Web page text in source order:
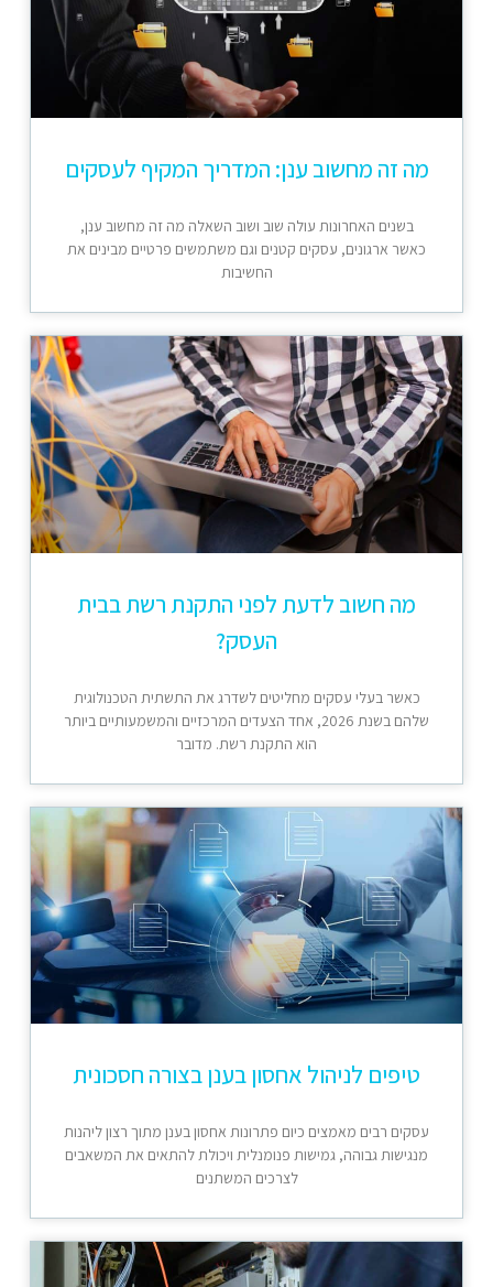
מה זה מחשוב ענן: המדריך המקיף לעסקים
בשנים האחרונות עולה שוב ושוב השאלה מה זה מחשוב ענן,
כאשר ארגונים, עסקים קטנים וגם משתמשים פרטיים מבינים את
החשיבות
מה חשוב לדעת לפני התקנת רשת בבית
העסק?
כאשר בעלי עסקים מחליטים לשדרג את התשתית הטכנולוגית
שלהם בשנת 2026, אחד הצעדים המרכזיים והמשמעותיים ביותר
הוא התקנת רשת. מדובר
טיפים לניהול אחסון בענן בצורה חסכונית
עסקים רבים מאמצים כיום פתרונות אחסון בענן מתוך רצון ליהנות
מנגישות גבוהה, גמישות פנומנלית ויכולת להתאים את המשאבים
לצרכים המשתנים